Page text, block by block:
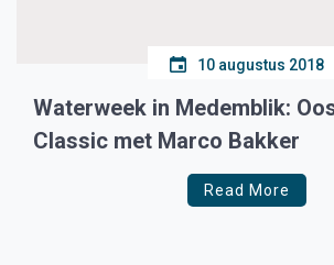
10 augustus 2018
Waterweek in Medemblik:
Classic met Marco Bakker
Read More